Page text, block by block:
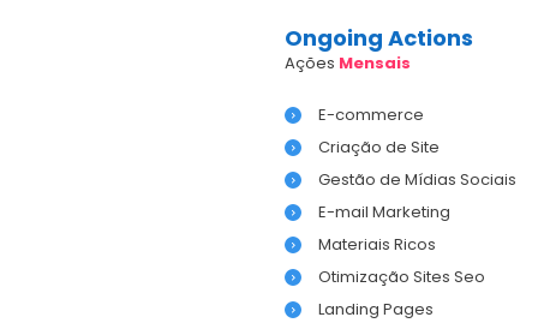
Ongoing Actions
Ações Mensais
E-commerce
Criação de Site
Gestão de Mídias Sociais
E-mail Marketing
Materiais Ricos
Otimização Sites Seo
Landing Pages